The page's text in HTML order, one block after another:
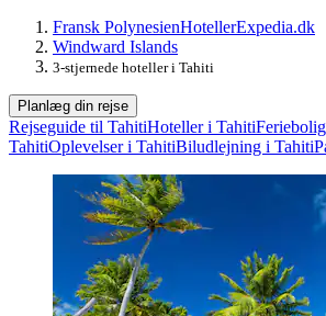
Fransk PolynesienHotellerExpedia.dk
Windward Islands
3-stjernede hoteller i Tahiti
Planlæg din rejse
Rejseguide til TahitiHoteller i Tahiti
TahitiOplevelser i TahitiBiludlejning i Tahiti